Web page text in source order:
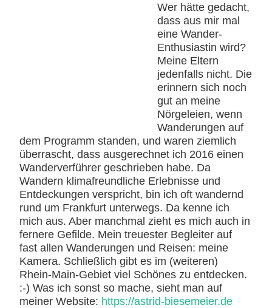
Wer hätte gedacht,
dass aus mir mal
eine Wander-
Enthusiastin wird?
Meine Eltern
jedenfalls nicht. Die
erinnern sich noch
gut an meine
Nörgeleien, wenn
Wanderungen auf
dem Programm standen, und waren ziemlich
überrascht, dass ausgerechnet ich 2016 einen
Wanderverführer geschrieben habe. Da
Wandern klimafreundliche Erlebnisse und
Entdeckungen verspricht, bin ich oft wandernd
rund um Frankfurt unterwegs. Da kenne ich
mich aus. Aber manchmal zieht es mich auch in
fernere Gefilde. Mein treuester Begleiter auf
fast allen Wanderungen und Reisen: meine
Kamera. Schließlich gibt es im (weiteren)
Rhein-Main-Gebiet viel Schönes zu entdecken.
:-) Was ich sonst so mache, sieht man auf
meiner Website: https://astrid-biesemeier.de